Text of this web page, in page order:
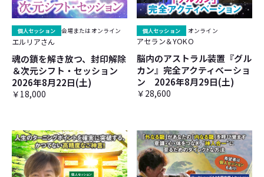
個人セッション 会場またはオンライン
エルリアさん
魂の鎖を解き放つ、封印解除
＆次元シフト・セッション
2026年8月22日(土)
￥18,000
個人セッション オンライン
アセラン＆YOKO
脳内のアストラル装置『グル
カン』完全アクティベーショ
ン 2026年8月29日(土)
￥28,600